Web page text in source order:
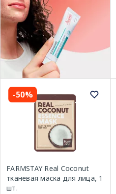
-50%
FARMSTAY Real Coconut
тканевая маска для лица, 1
шт.